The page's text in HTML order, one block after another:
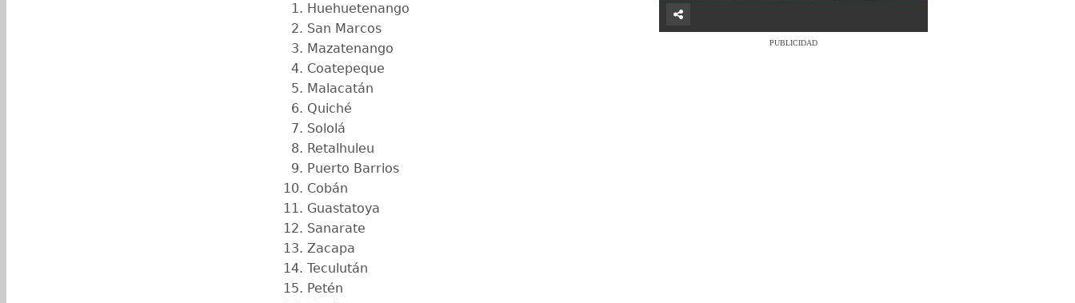
Huehuetenango
San Marcos
Mazatenango
Coatepeque
Malacatán
Quiché
Sololá
Retalhuleu
Puerto Barrios
Cobán
Guastatoya
Sanarate
Zacapa
Teculután
Petén
PUBLICIDAD